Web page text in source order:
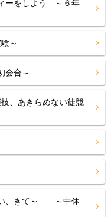
ーをしよう ～６年
～
合～
、あきらめない徒競
い、きて～ ～中休